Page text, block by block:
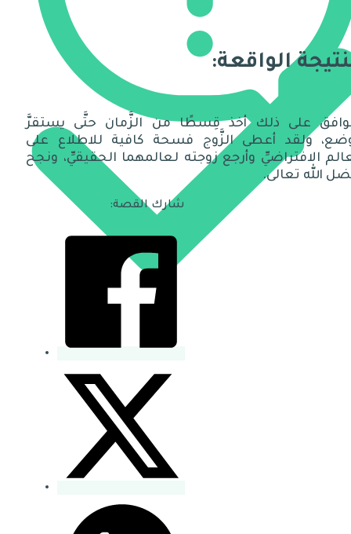
الواقعة:
على ذلك أخذ قِسطًا من الزَّمان حتَّى يستقرَّ
ولقد أعطى الزَّوج فسحة كافية للاطلاع على
الافتراضيِّ وأرجع زوجته لعالمهما الحقيقيِّ، ونجح
الله تعالى.
شارك القصة: